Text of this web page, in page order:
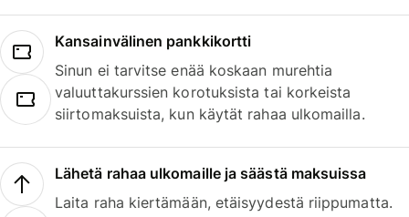
Kansainvälinen pankkikortti
Sinun ei tarvitse enää koskaan murehtia
valuuttakurssien korotuksista tai korkeista
siirtomaksuista, kun käytät rahaa ulkomailla.
Lähetä rahaa ulkomaille ja säästä maksuissa
Laita raha kiertämään, etäisyydestä riippumatta.